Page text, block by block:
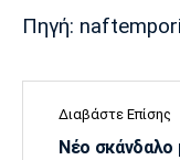
Πηγή:
Διαβάστε Επίσης
Νέο σκάνδαλο